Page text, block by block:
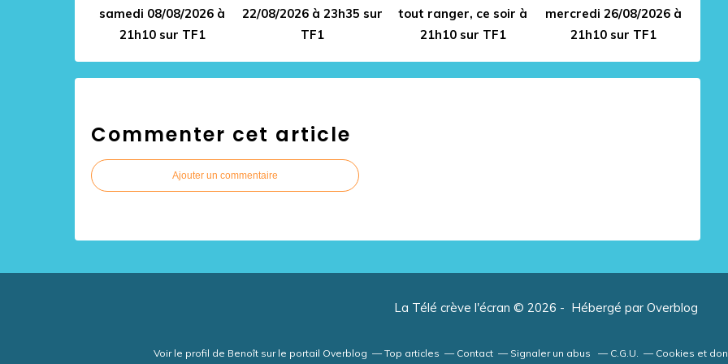
samedi 08/08/2026 à
21h10 sur TF1
22/08/2026 à 23h35 sur
TF1
tout ranger, ce soir à
21h10 sur TF1
mercredi 26/08/2026 à
21h10 sur TF1
Commenter cet article
Ajouter un commentaire
La Télé crève l'écran © 2026 - Hébergé par Overblog
Voir le profil de Benoît sur le portail Overblog Top articles Contact Signaler un abus C.G.U. Cookies et